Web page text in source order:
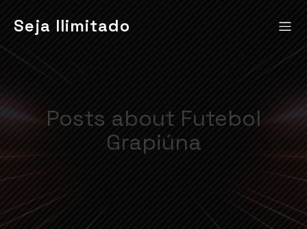
Seja Ilimitado
Posts about Futebol
Grapiúna